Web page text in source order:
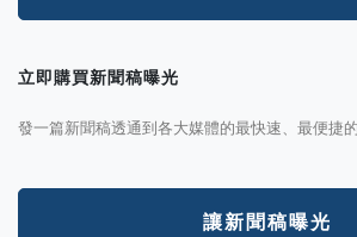
立即購買新聞稿曝光
發一篇新聞稿透通到各大媒體的最快速、最便捷
讓新聞稿曝光